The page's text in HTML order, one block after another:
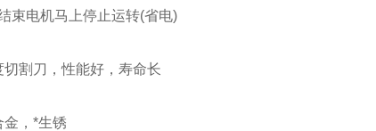
电机马上停止运转(省电)
割刀，性能好，寿命长
，*生锈